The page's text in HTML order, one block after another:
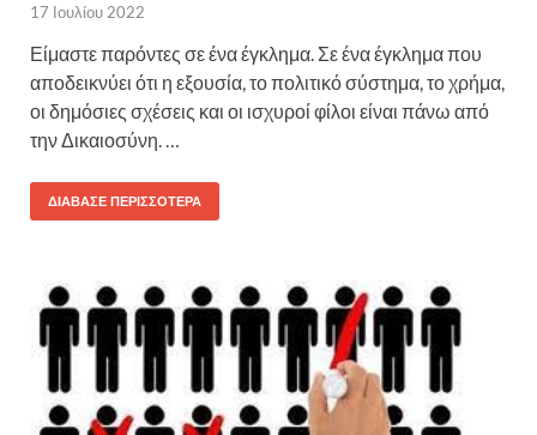
17 Ιουλίου 2022
Είμαστε παρόντες σε ένα έγκλημα. Σε ένα έγκλημα που
αποδεικνύει ότι η εξουσία, το πολιτικό σύστημα, το χρήμα,
οι δημόσιες σχέσεις και οι ισχυροί φίλοι είναι πάνω από
την Δικαιοσύνη. …
ΔΙΆΒΑΣΕ ΠΕΡΙΣΣΌΤΕΡΑ